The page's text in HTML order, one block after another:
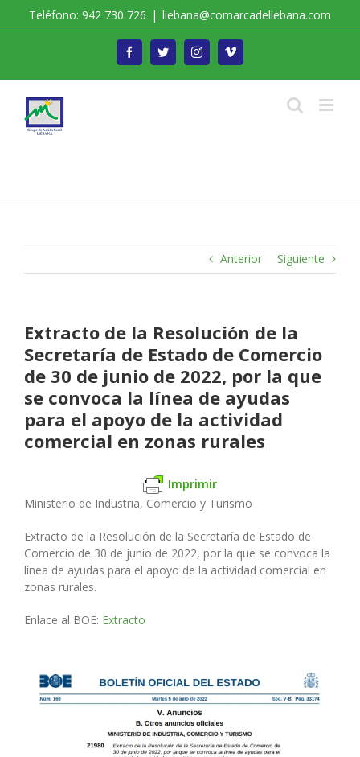
Teléfono: 942 730 726 | liebana@comarcadeliebana.com
FacebookTwitterInstagramVimeo
Anterior Siguiente
Extracto de la Resolución de la
Secretaría de Estado de Comercio
de 30 de junio de 2022, por la que
se convoca la línea de ayudas
para el apoyo de la actividad
comercial en zonas rurales
Imprimir
Ministerio de Industria, Comercio y Turismo
Extracto de la Resolución de la Secretaría de Estado de
Comercio de 30 de junio de 2022, por la que se convoca la
línea de ayudas para el apoyo de la actividad comercial en
zonas rurales.
Enlace al BOE: Extracto